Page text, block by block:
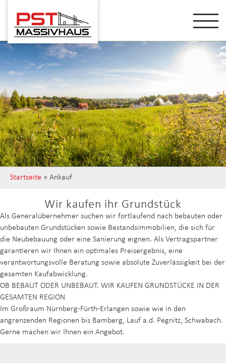
Startseite » Ankauf
Wir kaufen ihr Grundstück
Als Generalübernehmer suchen wir fortlaufend nach bebauten oder
unbebauten Grundstücken sowie Bestandsimmobilien, die sich für
die Neubebauung oder eine Sanierung eignen. Als Vertragspartner
garantieren wir Ihnen ein optimales Preisergebnis, eine
verantwortungsvolle Beratung sowie absolute Zuverlässigkeit bei der
gesamten Kaufabwicklung.
OB BEBAUT ODER UNBEBAUT. WIR KAUFEN GRUNDSTÜCKE IN DER
GESAMTEN REGION
Im Großraum Nürnberg-Fürth-Erlangen sowie wie in den
angrenzenden Regionen bis Bamberg, Lauf a.d. Pegnitz, Schwabach.
Gerne machen wir Ihnen ein Angebot.